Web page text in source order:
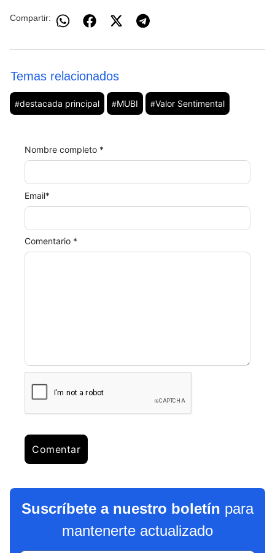
Compartir:
Temas relacionados
#destacada principal #MUBI #Valor Sentimental
Comentario *
Nombre completo *
Email*
Suscríbete a nuestro boletín para
mantenerte actualizado